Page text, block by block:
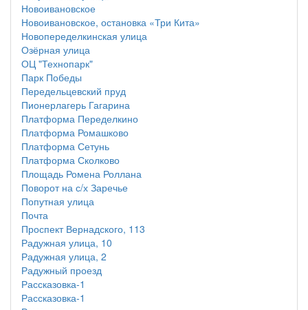
Новоивановское
Новоивановское, остановка «Три Кита»
Новопеределкинская улица
Озёрная улица
ОЦ "Технопарк"
Парк Победы
Передельцевский пруд
Пионерлагерь Гагарина
Платформа Переделкино
Платформа Ромашково
Платформа Сетунь
Платформа Сколково
Площадь Ромена Роллана
Поворот на с/х Заречье
Попутная улица
Почта
Проспект Вернадского, 113
Радужная улица, 10
Радужная улица, 2
Радужный проезд
Рассказовка-1
Рассказовка-1